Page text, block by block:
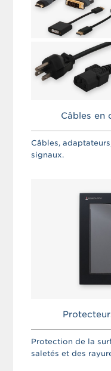
Câbles en
Câbles,
signaux.
Protection de la
saletés et des